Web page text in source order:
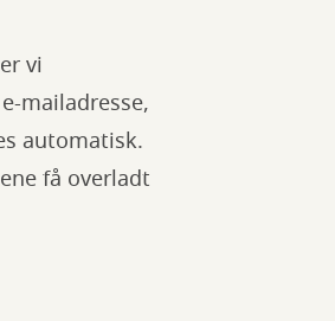
vi
mailadresse,
automatisk.
få overladt